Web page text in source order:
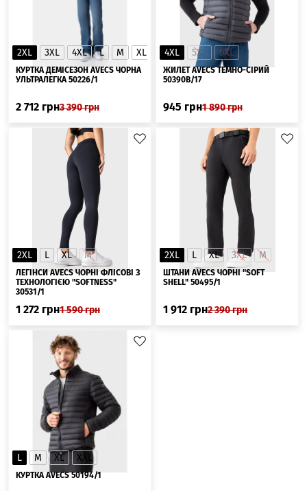
2XL 3XL 4XL L M XL
КУРТКА ДЕМІСЕЗОН AVECS ЧОРНА
УЛЬТРАЛЕГКА 50226/1
2 712 грн3 390грн
4XL 5XL 6XL
ЖИЛЕТ AVECS ТЕМНО-СІРИЙ
50390B/17
945 грн1 890грн
2XL L XL M
ЛЕГІНСИ AVECS ЧОРНІ ФЛІСОВІ З
ТЕХНОЛОГІЄЮ "SOFTNESS"
30531/1
1 272 грн1 590грн
2XL L XL 3XL M
ШТАНИ AVECS ЧОРНІ "SOFT
SHELL" 50495/1
1 912 грн2 390грн
L M XL XXL
КУРТКА AVECS 50194/1